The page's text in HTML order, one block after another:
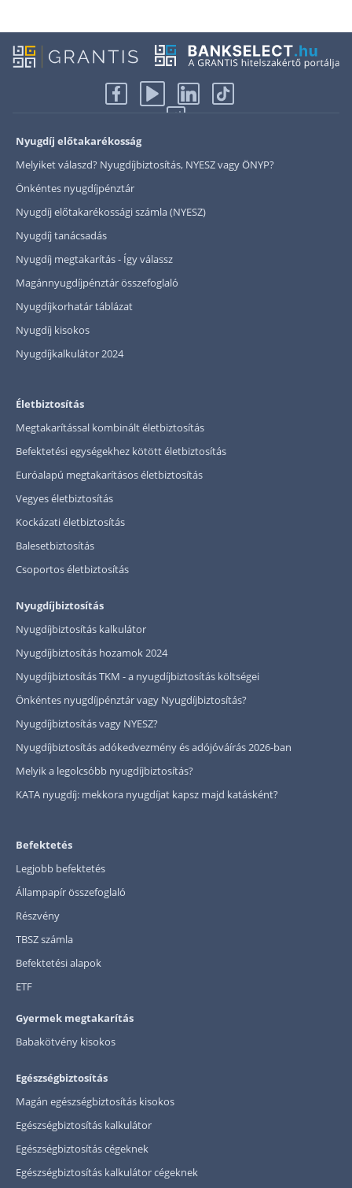
Kapcsolat
Nyugdíj előtakarékosság
Melyiket válaszd? Nyugdíjbiztosítás, NYESZ vagy ÖNYP?
Önkéntes nyugdíjpénztár
Nyugdíj előtakarékossági számla (NYESZ)
Nyugdíj tanácsadás
Nyugdíj megtakarítás - Így válassz
Magánnyugdíjpénztár összefoglaló
Nyugdíjkorhatár táblázat
Nyugdíj kisokos
Nyugdíjkalkulátor 2024
Életbiztosítás
Megtakarítással kombinált életbiztosítás
Befektetési egységekhez kötött életbiztosítás
Euróalapú megtakarításos életbiztosítás
Vegyes életbiztosítás
Kockázati életbiztosítás
Balesetbiztosítás
Csoportos életbiztosítás
Nyugdíjbiztosítás
Nyugdíjbiztosítás kalkulátor
Nyugdíjbiztosítás hozamok 2024
Nyugdíjbiztosítás TKM - a nyugdíjbiztosítás költségei
Önkéntes nyugdíjpénztár vagy Nyugdíjbiztosítás?
Nyugdíjbiztosítás vagy NYESZ?
Nyugdíjbiztosítás adókedvezmény és adójóváírás 2026-ban
Melyik a legolcsóbb nyugdíjbiztosítás?
KATA nyugdíj: mekkora nyugdíjat kapsz majd katásként?
Befektetés
Legjobb befektetés
Állampapír összefoglaló
Részvény
TBSZ számla
Befektetési alapok
ETF
Gyermek megtakarítás
Babakötvény kisokos
Egészségbiztosítás
Magán egészségbiztosítás kisokos
Egészségbiztosítás kalkulátor
Egészségbiztosítás cégeknek
Egészségbiztosítás kalkulátor cégeknek